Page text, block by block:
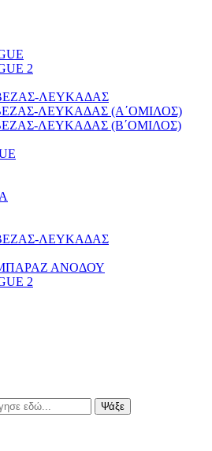
2
ΛΕΥΚΑΔΑΣ
ΛΕΥΚΑΔΑΣ (Α΄ΟΜΙΛΟΣ)
ΛΕΥΚΑΔΑΣ (Β΄ΟΜΙΛΟΣ)
ΛΕΥΚΑΔΑΣ
ΑΝΟΔΟΥ
2